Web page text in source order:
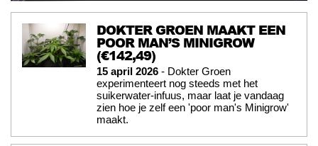
DOKTER GROEN MAAKT EEN
POOR MAN’S MINIGROW
(€142,49)
15 april 2026 - Dokter Groen
experimenteert nog steeds met het
suikerwater-infuus, maar laat je vandaag
zien hoe je zelf een 'poor man's Minigrow'
maakt.